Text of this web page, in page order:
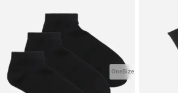
OneSize